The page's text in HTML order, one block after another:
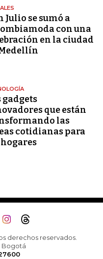
Julio se sumó a
con una
en la ciudad
gadgets
que están
las
cotidianas para
derechos reservados.
Bogotá